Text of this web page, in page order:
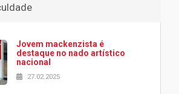
Jovem mackenzista é
destaque no nado artístico
nacional
27.02.2025